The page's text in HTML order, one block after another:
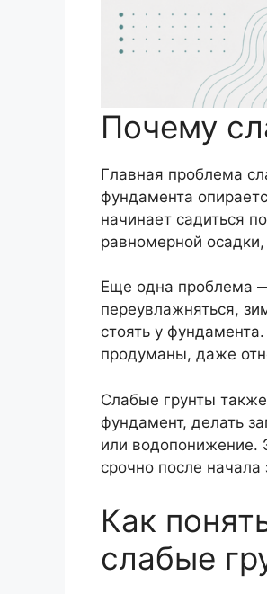
Почему
Главная проблема
фундамента
начинает садиться
равномерной
Еще одна проблема
переувлажняться,
стоять у
продуманы, даже
Слабые грунты
фундамент, делать
или водопонижение.
срочно после начала
Как
слабые